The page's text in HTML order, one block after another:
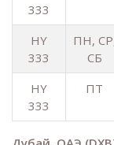
333
HY
333
ПН,
СБ
HY
333
ПТ